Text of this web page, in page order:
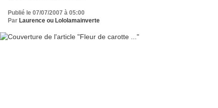
Publié le 07/07/2007 à 05:00
Par Laurence ou Lololamainverte